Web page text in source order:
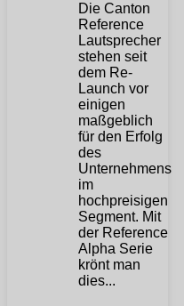
Die Canton
Reference
Lautsprecher
stehen seit
dem Re-
Launch vor
einigen
maßgeblich
für den Erfolg
des
Unternehmens
im
hochpreisigen
Segment. Mit
der Reference
Alpha Serie
krönt man
dies...